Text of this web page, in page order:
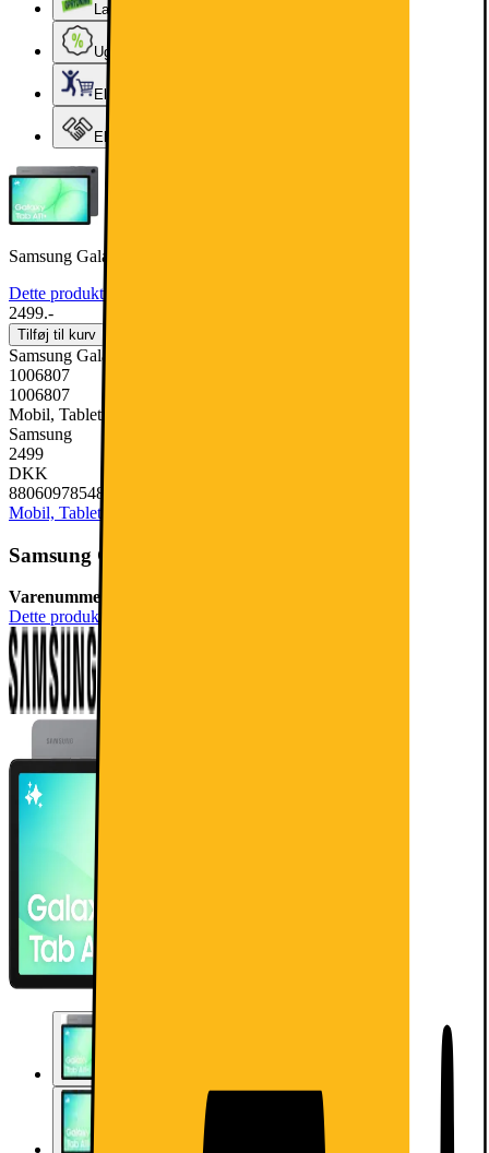
Lageroprydning
Ugens tilbud - og andre gode priser
Elgigantens Kundeklub
Elgiganten Erhverv
Samsung Galaxy Tab A11+ 5G tablet 6/128GB (grå)
Dette produkt er blevet bedømt til 4.8 ud af 5 stjerner.
2499.-
Tilføj til kurv
Samsung Galaxy Tab A11+ 5G tablet 6/128GB (grå)
1006807
1006807
Mobil, Tablet & Smartwatch, Tablet
Samsung
2499
DKK
8806097854845
Mobil, Tablet & Smartwatch
Samsung Galaxy Tab A11+ 5G tablet 6/128GB (grå)
Varenummer:
Dette produkt er blevet bedømt til 4.8 ud af 5 stjerner.